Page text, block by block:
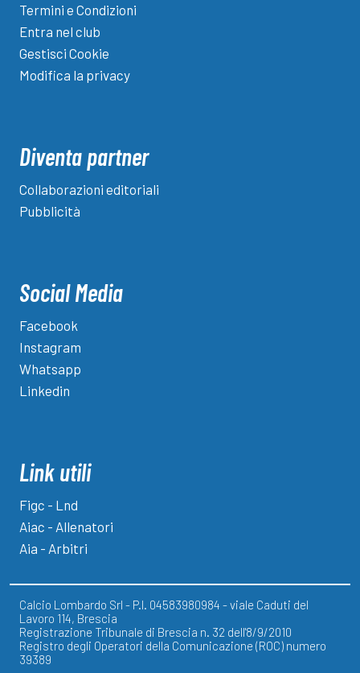
Termini e Condizioni
Entra nel club
Gestisci Cookie
Modifica la privacy
Diventa partner
Collaborazioni editoriali
Pubblicità
Social Media
Facebook
Instagram
Whatsapp
Linkedin
Link utili
Figc - Lnd
Aiac - Allenatori
Aia - Arbitri
Calcio Lombardo Srl - P.I. 04583980984 - viale Caduti del
Lavoro 114, Brescia
Registrazione Tribunale di Brescia n. 32 dell'8/9/2010
Registro degli Operatori della Comunicazione (ROC) numero
39389